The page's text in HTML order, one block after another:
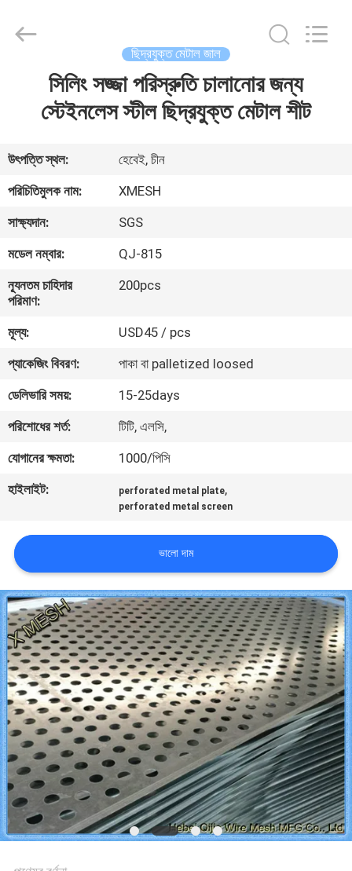
আমাদের
সম্পর্কে
কারখানা
ভ্রমণ
মান
নিয়ন্ত্রণ
যোগাযোগ
করুন
উদ্ধৃতির
আবেদন
সাইট
ম্যাপ
PRIVACY
POLICY
MFG
ছিদ্রযুক্ত মেটাল জাল
সিলিং সজ্জা পরিস্রুতি চালানোর জন্য
স্টেইনলেস স্টীল ছিদ্রযুক্ত মেটাল শীট
উৎপত্তি স্থল:
হেবেই, চীন
পরিচিতিমুলক নাম:
XMESH
সাক্ষ্যদান:
SGS
মডেল নম্বার:
QJ-815
ন্যূনতম চাহিদার
পরিমাণ:
200pcs
মূল্য:
USD45 / pcs
প্যাকেজিং বিবরণ:
পাকা বা palletized loosed
ডেলিভারি সময়:
15-25days
পরিশোধের শর্ত:
টিটি, এলসি,
যোগানের ক্ষমতা:
1000/পিসি
হাইলাইট:
perforated metal plate,
perforated metal screen
ভালো দাম